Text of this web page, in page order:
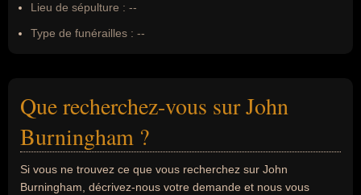
Lieu de sépulture : --
Type de funérailles : --
Que recherchez-vous sur John
Burningham ?
Si vous ne trouvez ce que vous recherchez sur John
Burningham, décrivez-nous votre demande et nous vous